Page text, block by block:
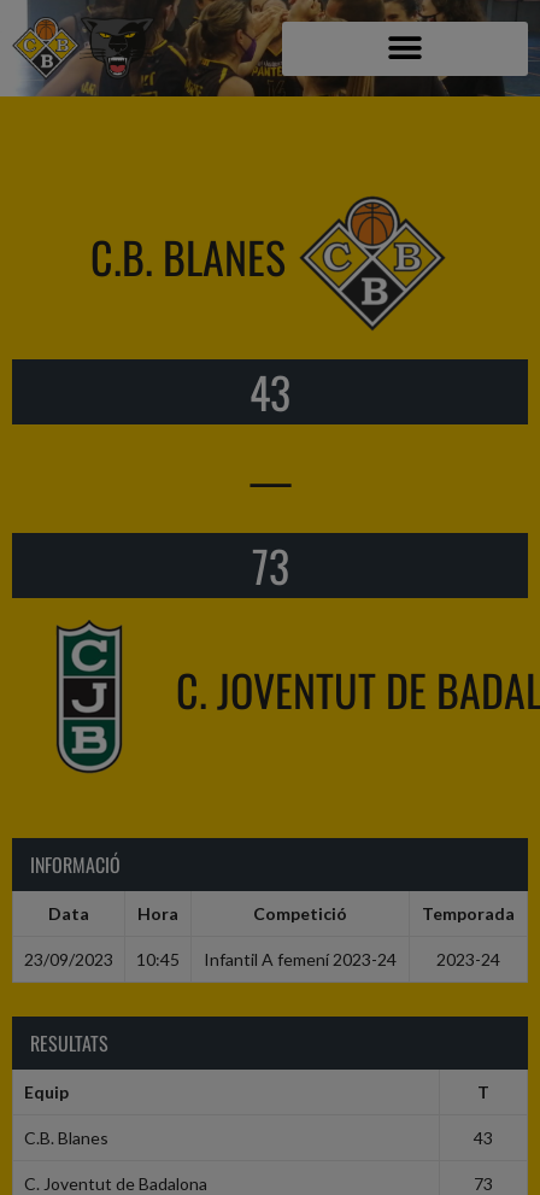
C.B. BLANES
43
—
73
C. JOVENTUT DE
INFORMACIÓ
Data Hora Competició Temporada
23/09/2023 10:45 Infantil A femení 2023-24 2023-24
RESULTATS
Equip T
C.B. Blanes 43
C. Joventut de Badalona 73